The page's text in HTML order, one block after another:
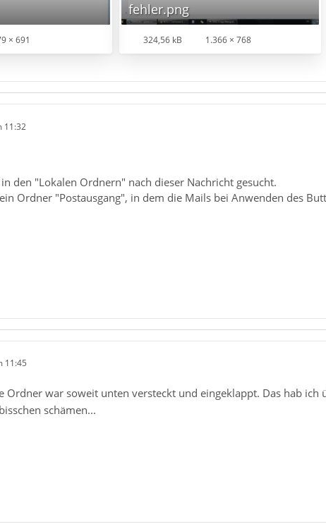
× 691
fehler.png
324,56 kB 1.366 × 768
11:32
den "Lokalen Ordnern" nach dieser Nachricht gesucht.
Ordner "Postausgang", in dem die Mails bei Anwenden des
11:45
Ordner war soweit unten versteckt und eingeklappt. Das hab
schämen...